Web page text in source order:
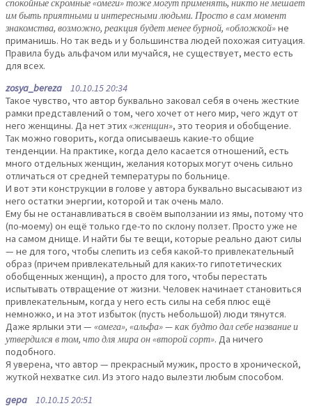
спокойные скромные «омеги» тоже могут применять, никто не мешает
им быть приятными и интересными людьми. Просто в сам момент
знакомства, возможно, реакция будет менее бурной, «обложкой»не
приманишь. Но так ведь и у большинства людей похожая ситуация.
Правила будь альфачом или мучайся, не существует, место есть
для всех.
zosya_bereza 10.10.15 20:34
Такое чувство, что автор буквально заковал себя в очень жесткие
рамки представлений о том, чего хочет от него мир, чего ждут от
него женщины. Да нет этих«женщин», это теория и обобщение.
Так можно говорить, когда описываешь какие-то общие
тенденции. На практике, когда дело касается отношений, есть
много отдельных женщин, желания которых могут очень сильно
отличаться от средней температуры по больнице.
И вот эти конструкции в голове у автора буквально высасывают из
него остатки энергии, которой и так очень мало.
Ему бы не останавливаться в своём выползании из ямы, потому что
(по-моему) он ещё только где-то по склону ползет. Просто уже не
на самом днище. И найти бы те вещи, которые реально дают силы
— не для того, чтобы слепить из себя какой-то привлекательный
образ (причем привлекательный для каких-то гипотетических
обобщенных женщин), а просто для того, чтобы перестать
испытывать отвращение от жизни. Человек начинает становиться
привлекательным, когда у него есть силы на себя плюс ещё
немножко, и на этот избыток (пусть небольшой) люди тянутся.
Даже ярлыки эти — «омега», «альфа» — как будто дал себе название и
утвердился в том, что для мира он «второй сорт». Да ничего
подобного.
Я уверена, что автор — прекрасный мужик, просто в хронической,
жуткой нехватке сил. Из этого надо вылезти любым способом.
gepa 10.10.15 20:51